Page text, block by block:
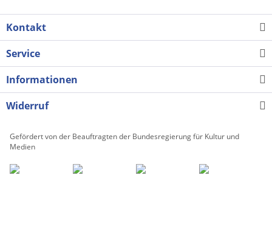
Kontakt
Service
Informationen
Widerruf
Gefördert von der Beauftragten der Bundesregierung für Kultur und
Medien